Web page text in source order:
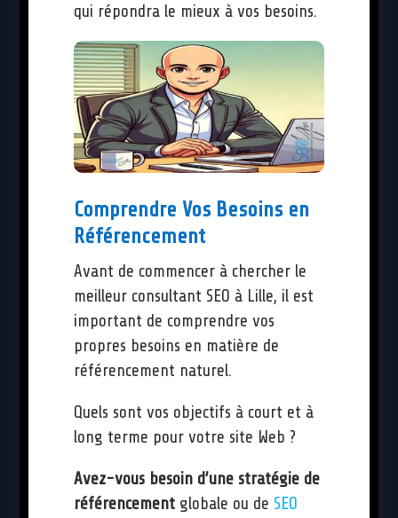
qui répondra le mieux à vos besoins.
Comprendre Vos Besoins en
Référencement
Avant de commencer à chercher le
meilleur consultant SEO à Lille, il est
important de comprendre vos
propres besoins en matière de
référencement naturel.
Quels sont vos objectifs à court et à
long terme pour votre site Web ?
Avez-vous besoin d’une stratégie de
référencementglobale ou de SEO